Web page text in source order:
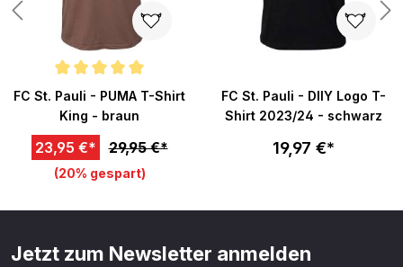
Durchschnittliche Bewertung von 5 von 5 Sternen
FC St. Pauli - PUMA T-Shirt
King - braun
23,95 €* 29,95 €*
(20% gespart)
FC St. Pauli - DIIY Logo T-
Shirt 2023/24 - schwarz
19,97 €*
Jetzt zum Newsletter anmelden